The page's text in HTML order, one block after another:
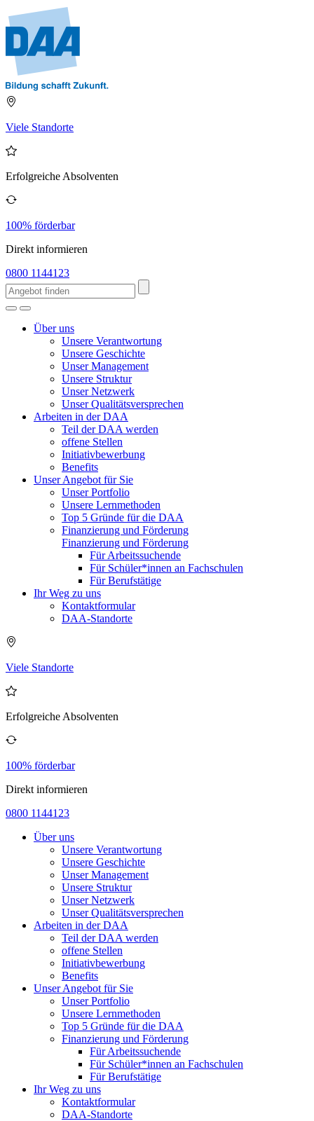
Viele Standorte
Erfolgreiche Absolventen
100% förderbar
Direkt informieren
0800 1144123
Über uns
Unsere Verantwortung
Unsere Geschichte
Unser Management
Unsere Struktur
Unser Netzwerk
Unser Qualitätsversprechen
Arbeiten in der DAA
Teil der DAA werden
offene Stellen
Initiativbewerbung
Benefits
Unser Angebot für Sie
Unser Portfolio
Unsere Lernmethoden
Top 5 Gründe für die DAA
Finanzierung und Förderung
Finanzierung und Förderung
Für Arbeitssuchende
Für Schüler*innen an Fachschulen
Für Berufstätige
Ihr Weg zu uns
Kontaktformular
DAA-Standorte
Viele Standorte
Erfolgreiche Absolventen
100% förderbar
Direkt informieren
0800 1144123
Über uns
Unsere Verantwortung
Unsere Geschichte
Unser Management
Unsere Struktur
Unser Netzwerk
Unser Qualitätsversprechen
Arbeiten in der DAA
Teil der DAA werden
offene Stellen
Initiativbewerbung
Benefits
Unser Angebot für Sie
Unser Portfolio
Unsere Lernmethoden
Top 5 Gründe für die DAA
Finanzierung und Förderung
Für Arbeitssuchende
Für Schüler*innen an Fachschulen
Für Berufstätige
Ihr Weg zu uns
Kontaktformular
DAA-Standorte